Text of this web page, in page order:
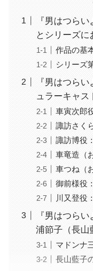
『男はつら
とシリーズに
作品の基
シリーズ
『男はつら
ュラーキャス
車寅次郎
諏訪さく
諏訪博役
車竜造（
車つね（
御前様役
川又登役
『男はつら
浦節子（長山
マドンナ
長山藍子